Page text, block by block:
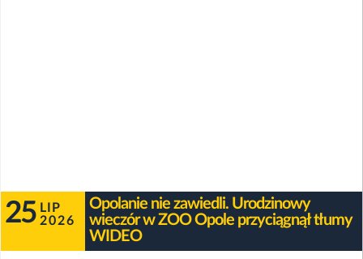
25 LIP
2026
Opolanie nie zawiedli. Urodzinowy
wieczór w ZOO Opole przyciągnął tłumy
WIDEO